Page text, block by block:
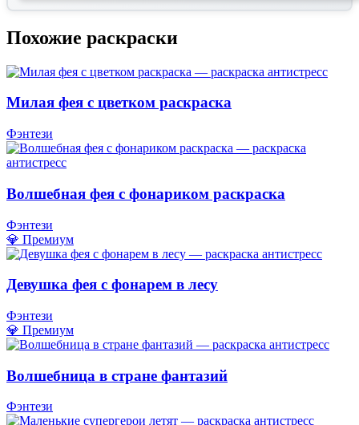
Похожие раскраски
Милая фея с цветком раскраска
Фэнтези
Волшебная фея с фонариком раскраска
Фэнтези
💎 Премиум
Девушка фея с фонарем в лесу
Фэнтези
💎 Премиум
Волшебница в стране фантазий
Фэнтези